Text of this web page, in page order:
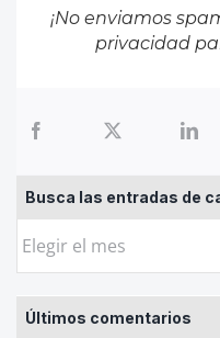
¡No enviamos
privacidad
Busca las entradas de
Busca
entradas
de
Últimos comentarios